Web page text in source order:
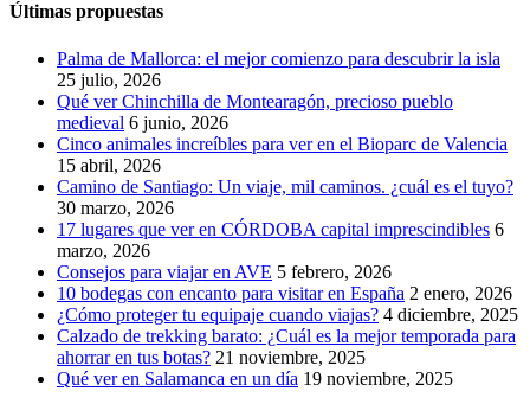
Últimas propuestas
Palma de Mallorca: el mejor comienzo para descubrir la isla
25 julio, 2026
Qué ver Chinchilla de Montearagón, precioso pueblo
medieval 6 junio, 2026
Cinco animales increíbles para ver en el Bioparc de Valencia
15 abril, 2026
Camino de Santiago: Un viaje, mil caminos. ¿cuál es el tuyo?
30 marzo, 2026
17 lugares que ver en CÓRDOBA capital imprescindibles 6
marzo, 2026
Consejos para viajar en AVE 5 febrero, 2026
10 bodegas con encanto para visitar en España 2 enero, 2026
¿Cómo proteger tu equipaje cuando viajas? 4 diciembre, 2025
Calzado de trekking barato: ¿Cuál es la mejor temporada para
ahorrar en tus botas? 21 noviembre, 2025
Qué ver en Salamanca en un día 19 noviembre, 2025